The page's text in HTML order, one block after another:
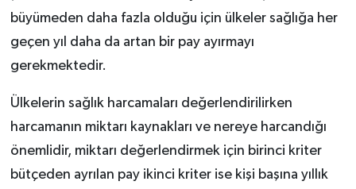
büyümeden daha fazla olduğu için ülkeler sağlığa her
geçen yıl daha da artan bir pay ayırmayı
gerekmektedir.
Ülkelerin sağlık harcamaları değerlendirilirken
harcamanın miktarı kaynakları ve nereye harcandığı
önemlidir, miktarı değerlendirmek için birinci kriter
bütçeden ayrılan pay ikinci kriter ise kişi başına yıllık